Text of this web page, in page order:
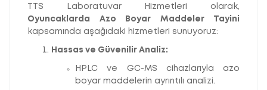
TTS Laboratuvar Hizmetleri olarak,
Oyuncaklarda Azo Boyar Maddeler Tayini
kapsamında aşağıdaki hizmetleri sunuyoruz:
Hassas ve Güvenilir Analiz:
HPLC ve GC-MS cihazlarıyla azo
boyar maddelerin ayrıntılı analizi.